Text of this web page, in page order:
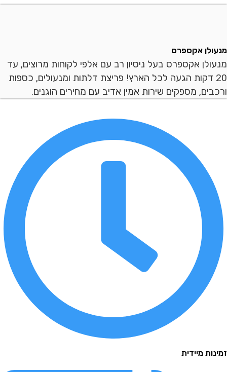
אקספרס
אקספרס בעל ניסיון רב עם אלפי לקוחות מרוצים, עד
דקות הגעה לכל הארץ! פריצת דלתות ומנעולים, כספות
מספקים שירות אמין אדיב עם מחירים הוגנים.
מיידית